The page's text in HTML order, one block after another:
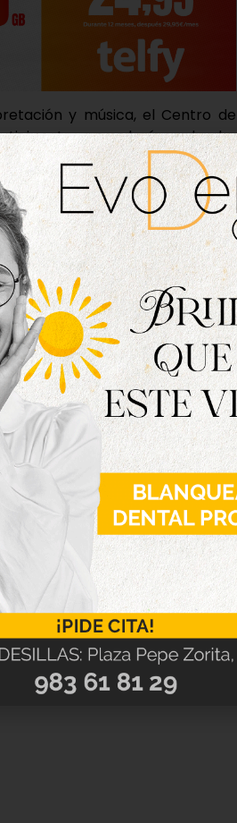
y música, el Centro de
recordarán un hecho
de paz hace 531 años.
parte del mundo, conocido y
fronteras tanto en tierra
polo que marcó la frontera de
de América.
Tratado a las 21:30 horas, se
con anterioridad en la ciudad
Portugal, antecedentes que
para llegar a Las Indias.
rey portugués Juan II sobre
Reyes Católicos y al monarca
planteado entre ambos
de Tordesillas y que llegaría a
que se recordaría año a